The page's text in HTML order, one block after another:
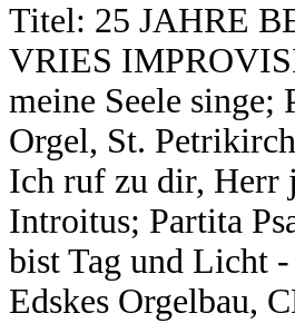
Titel: 25 JAHRE
VRIES
meine Seele singe;
Orgel, St.
Ich ruf zu dir, Herr
Introitus; Partita
bist Tag und Licht
Edskes Orgelbau,